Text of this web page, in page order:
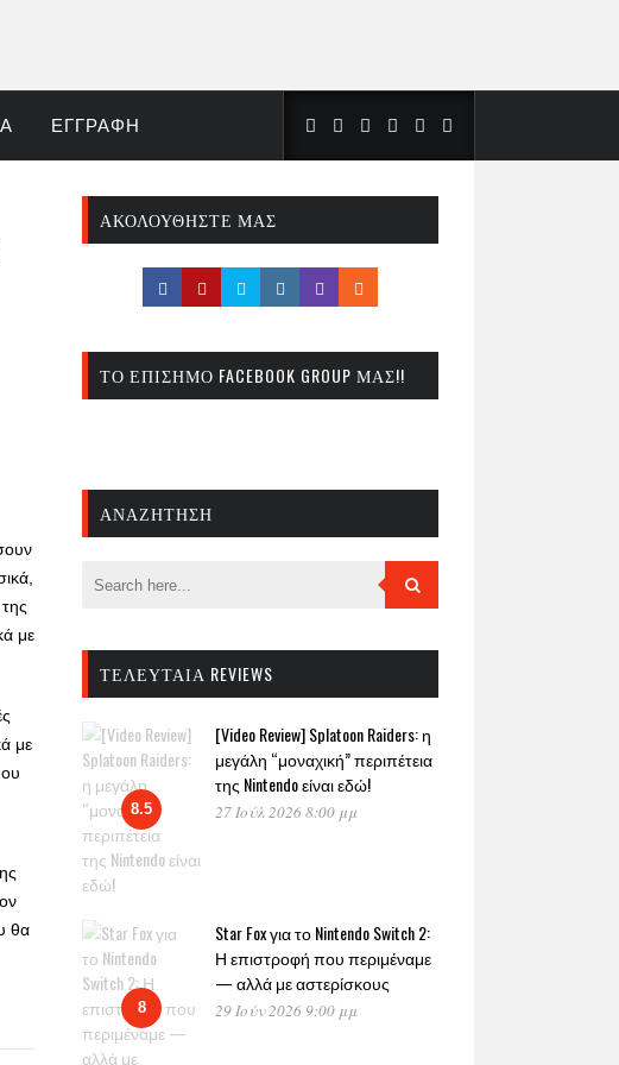
ΕΓΓΡΑΦΉ
με
με
θα
ΑΚΟΛΟΥΘΉΣΤΕ ΜΑΣ
ΤΟ ΕΠΊΣΗΜΟ FACEBOOK GROUP ΜΑΣ!!
ΑΝΑΖΉΤΗΣΗ
ΤΕΛΕΥΤΑΊΑ REVIEWS
8.5
[Video Review] Splatoon Raiders: η
μεγάλη “μοναχική” περιπέτεια
της Nintendo είναι εδώ!
27 Ιούλ 2026 8:00 μμ
8
Star Fox για το Nintendo Switch 2:
Η επιστροφή που περιμέναμε
— αλλά με αστερίσκους
29 Ιούν 2026 9:00 μμ